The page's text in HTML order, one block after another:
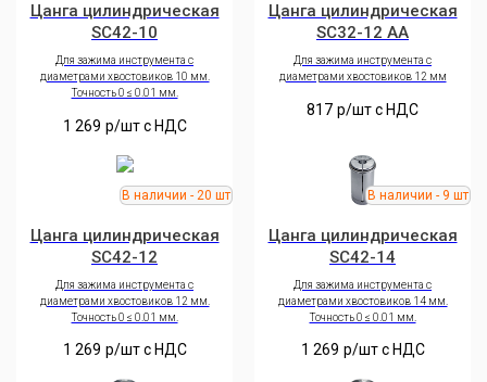
Цанга цилиндрическая
SC42-10
Для зажима инструмента с
диаметрами хвостовиков 10 мм.
Точность 0 ≤ 0.01 мм.
1 269 р/шт c НДС
Цанга цилиндрическая
SC32-12 AA
Для зажима инструмента с
диаметрами хвостовиков 12 мм
817 р/шт c НДС
Цанга цилиндрическая
SC42-12
Для зажима инструмента с
диаметрами хвостовиков 12 мм.
Точность 0 ≤ 0.01 мм.
1 269 р/шт c НДС
Цанга цилиндрическая
SC42-14
Для зажима инструмента с
диаметрами хвостовиков 14 мм.
Точность 0 ≤ 0.01 мм.
1 269 р/шт c НДС